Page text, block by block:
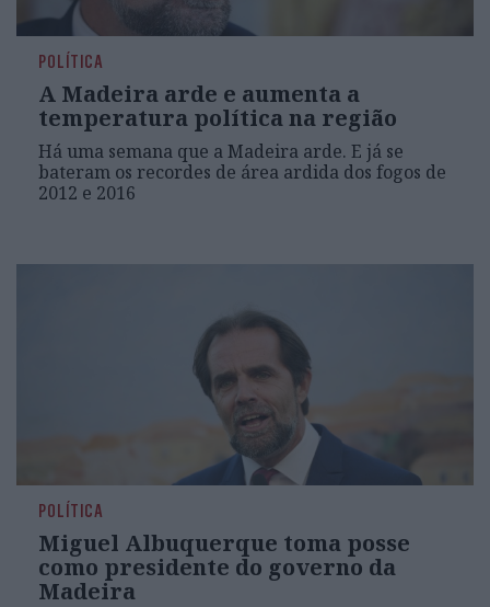
POLÍTICA
A Madeira arde e aumenta a
temperatura política na região
Há uma semana que a Madeira arde. E já se
bateram os recordes de área ardida dos fogos de
2012 e 2016
POLÍTICA
Miguel Albuquerque toma posse
como presidente do governo da
Madeira